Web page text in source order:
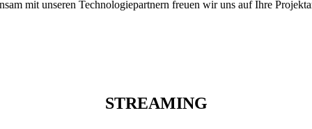
mit unseren Technologiepartnern freuen wir uns auf Ihre
STREAMING